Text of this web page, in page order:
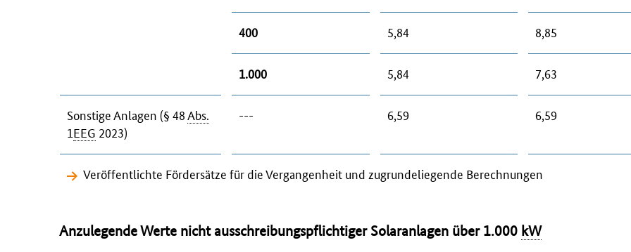
Veröffentlichte Fördersätze für die Vergangenheit und zugrundeliegende Berechnungen
400 5,84 8,85
1.000 5,84 7,63
Sonstige Anlagen (§ 48Abs.
1EEG 2023)
--- 6,59 6,59
Anzulegende Werte nicht ausschreibungspflichtiger Solaranlagen über 1.000 kW